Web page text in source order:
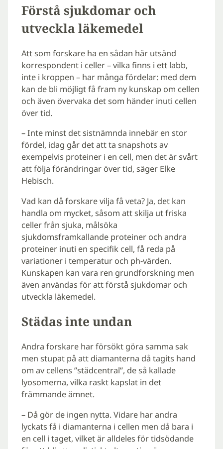
Förstå sjukdomar och
utveckla läkemedel
Att som forskare ha en sådan här utsänd
korrespondent i celler – vilka finns i ett labb,
inte i kroppen – har många fördelar: med dem
kan de bli möjligt få fram ny kunskap om cellen
och även övervaka det som händer inuti cellen
över tid.
– Inte minst det sistnämnda innebär en stor
fördel, idag går det att ta snapshots av
exempelvis proteiner i en cell, men det är svårt
att följa förändringar över tid, säger Elke
Hebisch.
Vad kan då forskare vilja få veta? Ja, det kan
handla om mycket, såsom att skilja ut friska
celler från sjuka, målsöka
sjukdomsframkallande proteiner och andra
proteiner inuti en specifik cell, få reda på
variationer i temperatur och ph-värden.
Kunskapen kan vara ren grundforskning men
även användas för att förstå sjukdomar och
utveckla läkemedel.
Städas inte undan
Andra forskare har försökt göra samma sak
men stupat på att diamanterna då tagits hand
om av cellens ”städcentral”, de så kallade
lyosomerna, vilka raskt kapslat in det
främmande ämnet.
– Då gör de ingen nytta. Vidare har andra
lyckats få i diamanterna i cellen men då bara i
en cell i taget, vilket är alldeles för tidsödande